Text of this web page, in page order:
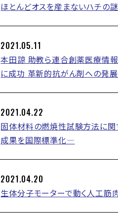
ほとんどオスを産まないハチの
2021.05.11
本田諒 助教ら連合創薬医療情
に成功 革新的抗がん剤への発
2021.04.22
固体材料の燃焼性試験方法に
成果を国際標準化―
2021.04.20
生体分子モーターで動く人工筋